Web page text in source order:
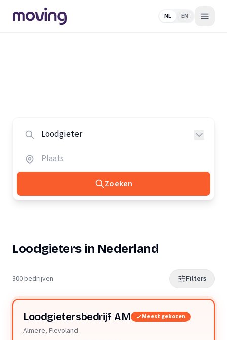
NL EN
Zoeken
Loodgieters in Nederland
300 bedrijven Filters
Loodgietersbedrijf AM Meest gekozen
Almere, Flevoland